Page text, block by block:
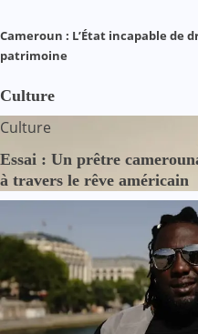
Cameroun : L’État incapable de
patrimoine
Culture
Culture
Essai : Un prêtre
à travers le rêve américain